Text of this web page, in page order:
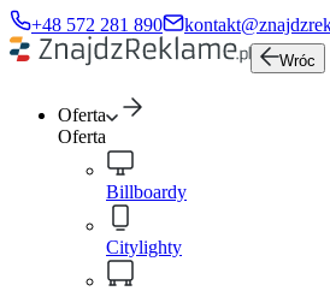
+48 572 281 890
Wróc
Oferta
Oferta
Billboardy
Citylighty